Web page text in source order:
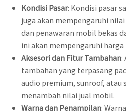
Kondisi Pasar: Kondisi pasar
juga akan mempengaruhi
dan penawaran mobil bekas
ini akan mempengaruhi harga
Aksesori dan Fitur Tambahan:
tambahan yang terpasang
audio premium, sunroof, atau
menambah nilai jual mobil.
Warna dan Penampilan: